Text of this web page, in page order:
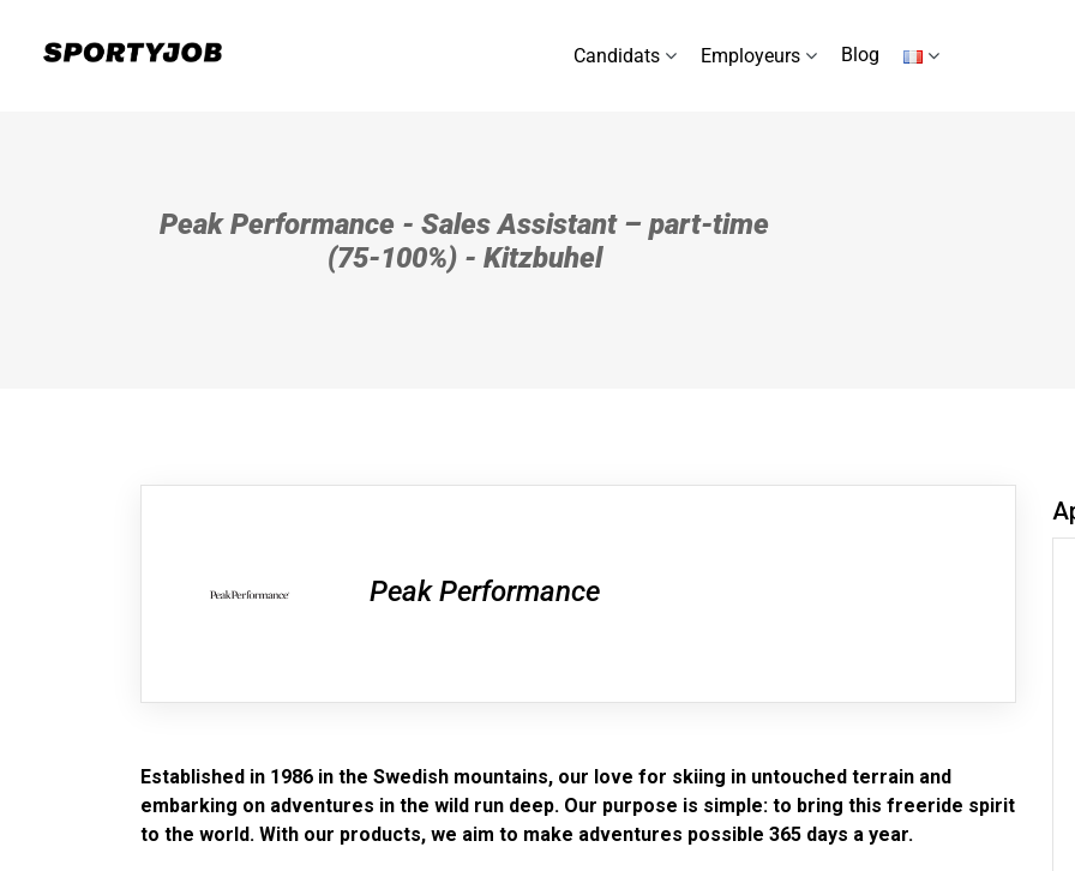
Candidats Employeurs Blog
Peak Performance - Sales Assistant – part-time
(75-100%) - Kitzbuhel
Peak Performance
Established in 1986 in the Swedish mountains, our love for skiing in untouched terrain and
embarking on adventures in the wild run deep. Our purpose is simple: to bring this freeride spirit
to the world. With our products, we aim to make adventures possible 365 days a year.